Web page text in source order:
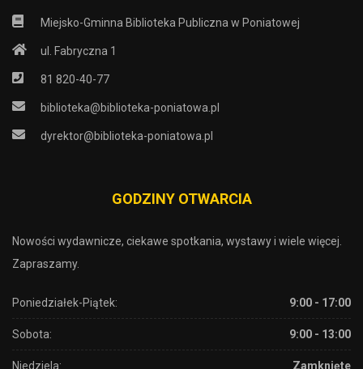
Miejsko-Gminna Biblioteka Publiczna w Poniatowej
ul. Fabryczna 1
81 820-40-77
biblioteka@biblioteka-poniatowa.pl
dyrektor@biblioteka-poniatowa.pl
GODZINY OTWARCIA
Nowości wydawnicze, ciekawe spotkania, wystawy i wiele więcej.
Zapraszamy.
Poniedziałek-Piątek: 9:00 - 17:00
Sobota: 9:00 - 13:00
Niedziela: Zamknięte